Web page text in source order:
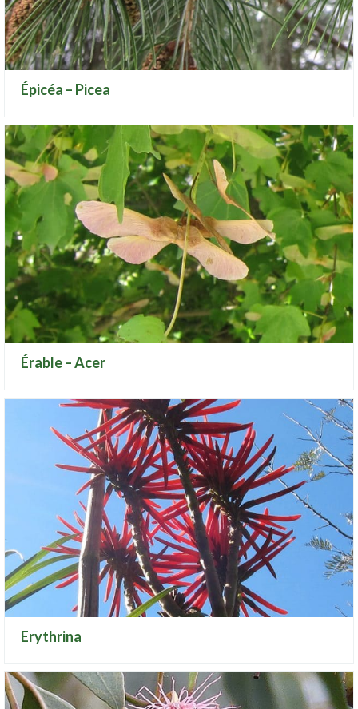
Épicéa – Picea
Érable – Acer
Erythrina